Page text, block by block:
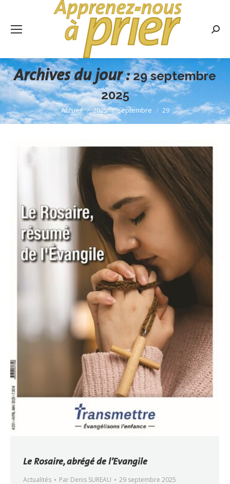
Archives du jour :29 septembre
2025
Vous êtes ici :
Accueil 2025 septembre 29
Le Rosaire, abrégé de l’Evangile
Actualités Par Denis SUREAU 29 septembre 2025